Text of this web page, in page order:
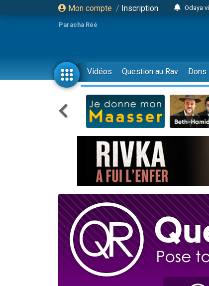
Mon compte / Inscription
Odaya
3
2
13
12
30
Il
3
2
3
2
8
61
Ariel
6
Paracha Réé
Vidéos Question au Rav Dons